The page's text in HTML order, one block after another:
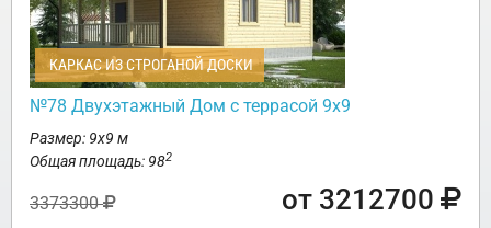
КАРКАС ИЗ СТРОГАНОЙ ДОСКИ
№78 Двухэтажный Дом с террасой 9х9
Размер: 9х9 м
Общая площадь: 982
3373300 от 3212700